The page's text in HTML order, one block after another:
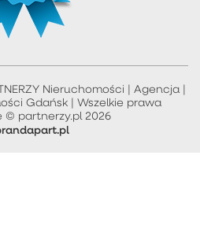
Nieruchomości | Agencja |
Gdańsk | Wszelkie prawa
© partnerzy.pl 2026